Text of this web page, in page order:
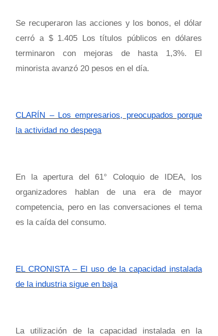
Se recuperaron las acciones y los bonos, el dólar
cerró a $ 1.405 Los títulos públicos en dólares
terminaron con mejoras de hasta 1,3%. El
minorista avanzó 20 pesos en el día.
CLARÍN – Los empresarios, preocupados porque
la actividad no despega
En la apertura del 61° Coloquio de IDEA, los
organizadores hablan de una era de mayor
competencia, pero en las conversaciones el tema
es la caída del consumo.
EL CRONISTA – El uso de la capacidad instalada
de la industria sigue en baja
La utilización de la capacidad instalada en la